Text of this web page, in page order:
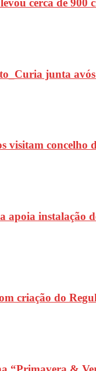
cerca de 900
junta avós
visitam concelho
apoia instalação
criação do